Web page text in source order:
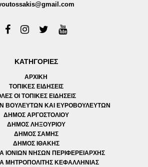
ΚΑΤΗΓΟΡΙΕΣ
ΑΡΧΙΚΗ
ΤΟΠΙΚΕΣ ΕΙΔΗΣΕΙΣ
ΟΙ ΤΟΠΙΚΕΣ ΕΙΔΗΣΕΙΣ
ΒΟΥΛΕΥΤΩΝ ΚΑΙ ΕΥΡΟΒΟΥΛΕΥΤΩΝ
ΔΗΜΟΣ ΑΡΓΟΣΤΟΛΙΟΥ
ΔΗΜΟΣ ΛΗΞΟΥΡΙΟΥ
ΔΗΜΟΣ ΣΑΜΗΣ
ΔΗΜΟΣ ΙΘΑΚΗΣ
ΙΟΝΙΩΝ ΝΗΣΩΝ ΠΕΡΙΦΕΡΕΙΑΡΧΗΣ
ΜΗΤΡΟΠΟΛΙΤΗΣ ΚΕΦΑΛΛΗΝΙΑΣ